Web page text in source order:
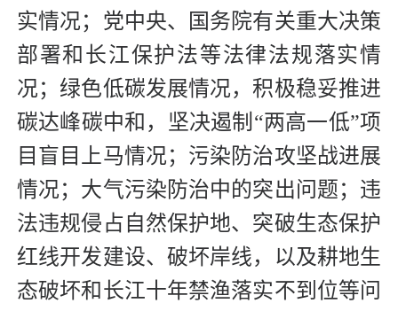
实情况；党中央、国务院有关重大决策
部署和长江保护法等法律法规落实情
况；绿色低碳发展情况，积极稳妥推进
碳达峰碳中和，坚决遏制“两高一低”项
目盲目上马情况；污染防治攻坚战进展
情况；大气污染防治中的突出问题；违
法违规侵占自然保护地、突破生态保护
红线开发建设、破坏岸线，以及耕地生
态破坏和长江十年禁渔落实不到位等问